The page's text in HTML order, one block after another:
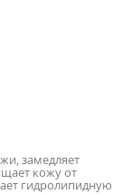
замедляет
кожу от
гидролипидную